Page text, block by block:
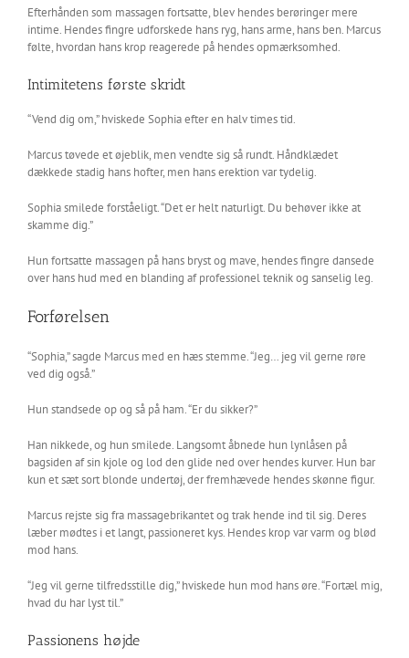
Efterhånden som massagen fortsatte, blev hendes berøringer mere
intime. Hendes fingre udforskede hans ryg, hans arme, hans ben. Marcus
følte, hvordan hans krop reagerede på hendes opmærksomhed.
Intimitetens første skridt
“Vend dig om,” hviskede Sophia efter en halv times tid.
Marcus tøvede et øjeblik, men vendte sig så rundt. Håndklædet
dækkede stadig hans hofter, men hans erektion var tydelig.
Sophia smilede forståeligt. “Det er helt naturligt. Du behøver ikke at
skamme dig.”
Hun fortsatte massagen på hans bryst og mave, hendes fingre dansede
over hans hud med en blanding af professionel teknik og sanselig leg.
Forførelsen
“Sophia,” sagde Marcus med en hæs stemme. “Jeg… jeg vil gerne røre
ved dig også.”
Hun standsede op og så på ham. “Er du sikker?”
Han nikkede, og hun smilede. Langsomt åbnede hun lynlåsen på
bagsiden af sin kjole og lod den glide ned over hendes kurver. Hun bar
kun et sæt sort blonde undertøj, der fremhævede hendes skønne figur.
Marcus rejste sig fra massagebrikantet og trak hende ind til sig. Deres
læber mødtes i et langt, passioneret kys. Hendes krop var varm og blød
mod hans.
“Jeg vil gerne tilfredsstille dig,” hviskede hun mod hans øre. “Fortæl mig,
hvad du har lyst til.”
Passionens højde